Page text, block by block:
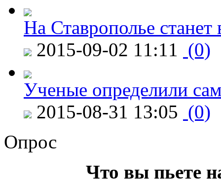
На Ставрополье
2015-09-02 11:11 (0)
Ученые определили
2015-08-31 13:05 (0)
Опрос
Что вы пьете